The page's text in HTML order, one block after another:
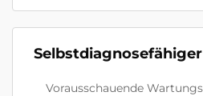
Vorausschauende